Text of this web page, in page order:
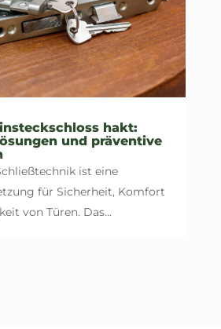
hakt:
und präventive
ist eine
für Sicherheit, Komfort
von Türen. Das...